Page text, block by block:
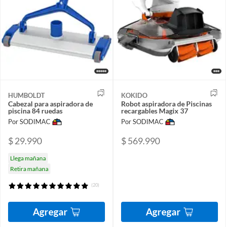
HUMBOLDT
Cabezal para aspiradora de
piscina 84 ruedas
Por SODIMAC
$ 29.990
Llega mañana
Retira mañana
(20)
Agregar
KOKIDO
Robot aspiradora de Piscinas
recargables Magix 37
Por SODIMAC
$ 569.990
Agregar